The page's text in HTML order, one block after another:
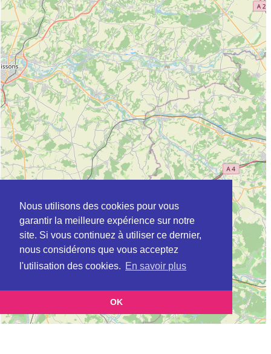
Nous utilisons des cookies pour vous
garantir la meilleure expérience sur notre
site. Si vous continuez à utiliser ce dernier,
nous considérons que vous acceptez
l'utilisation des cookies. En savoir plus
OK